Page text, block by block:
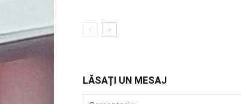
LĂSAȚI UN MESAJ